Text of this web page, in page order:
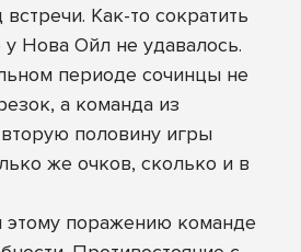
Как-то сократить
у Нова Ойл не удавалось.
периоде сочинцы не
а команда из
половину игры
же очков, сколько и в
этому поражению команде